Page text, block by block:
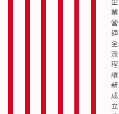
業
營
運
全
流
讓
新
成
立